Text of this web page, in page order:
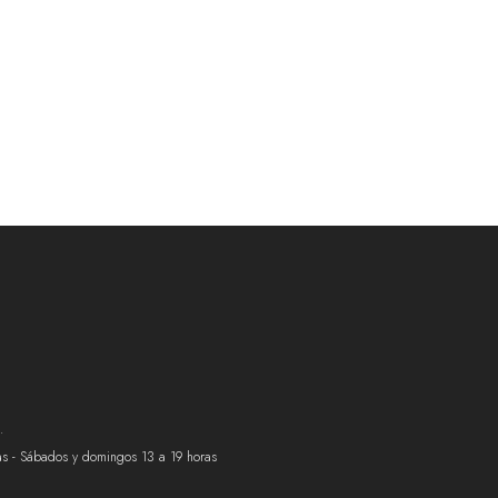
- Sábados y domingos 13 a 19 horas